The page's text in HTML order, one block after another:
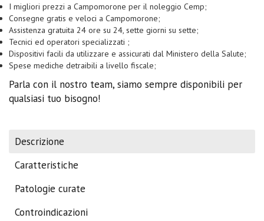
I migliori prezzi a Campomorone per il noleggio Cemp;
Consegne gratis e veloci a Campomorone;
Assistenza gratuita 24 ore su 24, sette giorni su sette;
Tecnici ed operatori specializzati ;
Dispositivi facili da utilizzare e assicurati dal Ministero della Salute;
Spese mediche detraibili a livello fiscale;
Parla con il nostro team, siamo sempre disponibili per
qualsiasi tuo bisogno!
Descrizione
Caratteristiche
Patologie curate
Controindicazioni